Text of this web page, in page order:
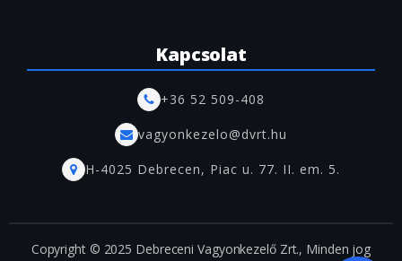
Kapcsolat
+36 52 509-408
vagyonkezelo@dvrt.hu
H-4025 Debrecen, Piac u. 77. II. em. 5.
Copyright © 2025 Debreceni Vagyonkezelő Zrt., Minden jog